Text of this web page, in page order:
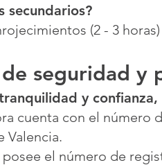
secundarios?
(2 - 3
seguridad y
y
cuenta con el número
Valencia.
posee el número de